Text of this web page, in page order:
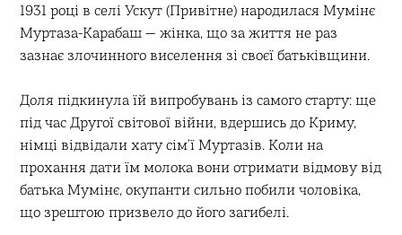
1931 році в селі Ускут (Привітне) народилася Мумінє
Муртаза-Карабаш — жінка, що за життя не раз
зазнає злочинного виселення зі своєї батьківщини.
Доля підкинула їй випробувань із самого старту: ще
під час Другої світової війни, вдершись до Криму,
німці відвідали хату сімʼї Муртазів. Коли на
прохання дати їм молока вони отримати відмову від
батька Мумінє, окупанти сильно побили чоловіка,
що зрештою призвело до його загибелі.